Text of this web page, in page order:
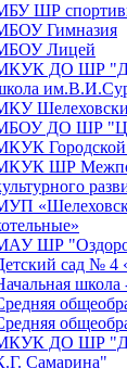
ШР
Гимназия
Лицей
ДО ШР
ДО ШР
Городской
ШР
ШР
сад № 4
ДО ШР
Самарина"